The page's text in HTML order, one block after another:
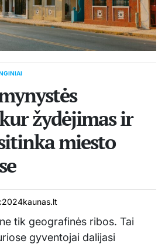
žydėjimas ir
miesto
tik geografinės ribos. Tai
gyventojai dalijasi